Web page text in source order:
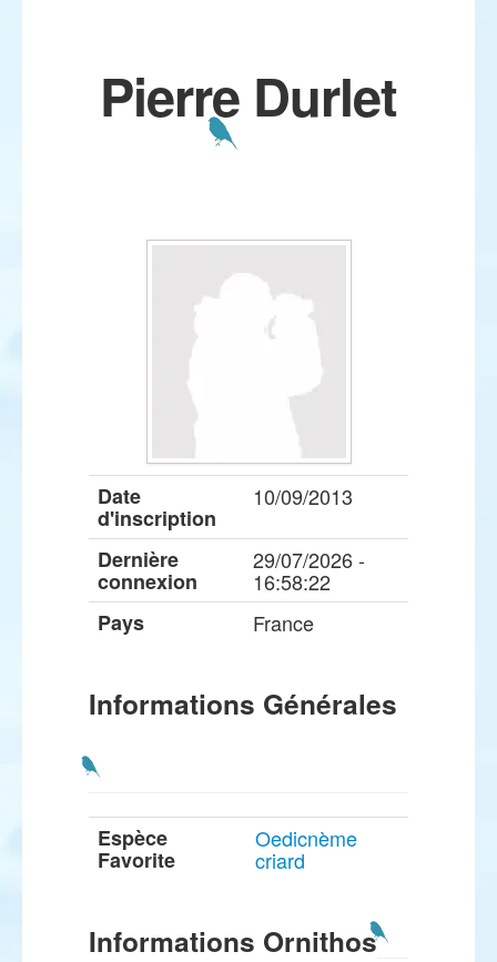
Pierre Durlet
Date
d'inscription
10/09/2013
Dernière
connexion
29/07/2026 -
16:58:22
Pays
France
Informations Générales
Espèce
Favorite
Oedicnème
criard
Informations Ornithos